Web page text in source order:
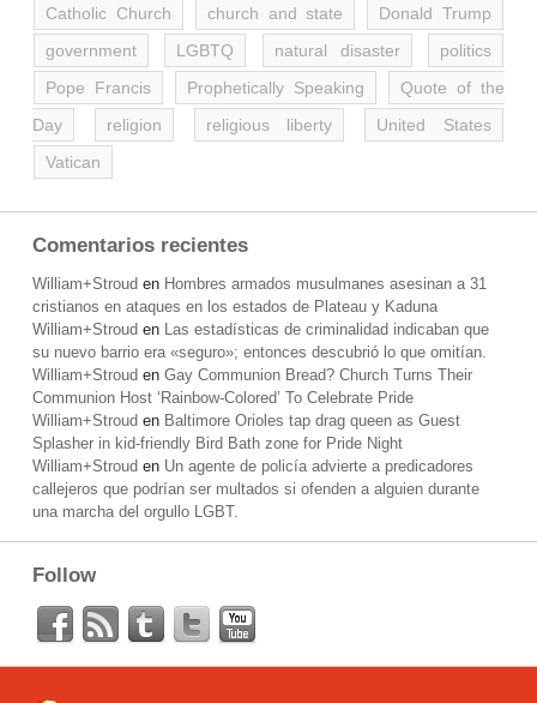
Catholic Church church and state
Donald Trump
government
LGBTQ natural disaster
politics
Pope Francis
Prophetically Speaking
Quote of the
Day
religion religious liberty
United States
Vatican
Comentarios recientes
William+Stroud en Hombres armados musulmanes asesinan a 31
cristianos en ataques en los estados de Plateau y Kaduna
William+Stroud en Las estadísticas de criminalidad indicaban que
su nuevo barrio era «seguro»; entonces descubrió lo que omitían.
William+Stroud en Gay Communion Bread? Church Turns Their
Communion Host ‘Rainbow-Colored’ To Celebrate Pride
William+Stroud en Baltimore Orioles tap drag queen as Guest
Splasher in kid-friendly Bird Bath zone for Pride Night
William+Stroud en Un agente de policía advierte a predicadores
callejeros que podrían ser multados si ofenden a alguien durante
una marcha del orgullo LGBT.
Follow